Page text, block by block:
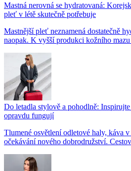
Mastná nerovná se hydratovaná:
pleť v létě skutečně potřebuje
Mastnější pleť neznamená dostatečně
naopak. K vyšší produkci kožního mazu
Do letadla stylově a pohodlně:
opravdu fungují
Tlumené osvětlení odletové haly, káva
očekávání nového dobrodružství.